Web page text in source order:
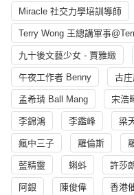
Miracle 社交力學培訓導師
Terry Wong 王總講軍事
九十後文藝少女 - 賈雅緻
午夜工作者 Benny 古
孟希璘 Ball Mang 宋浩
李錦鴻 李鑑峰 梁
瘋中三子 羅倫斯
藍精靈 蝌蚪 許莎
阿銀 陳俊偉 香港